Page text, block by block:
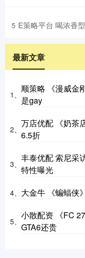
5 ​E策略平台 喝浓香
最新文章
1、
顺策略 《漫威金
是gay
2、
万店优配 《奶茶
6.5折
3、
丰泰优配 索尼采
特性曝光
4、 大金牛 《蝙蝠侠
5、
小散配资 《FC
GTA6还贵